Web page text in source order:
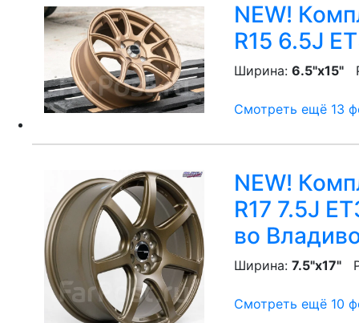
NEW!
R15 6.5J
Ширина: 6.5"x15"
Смотреть ещё 13
NEW!
R17 7.5J
во
Ширина: 7.5"x17"
Смотреть ещё 10